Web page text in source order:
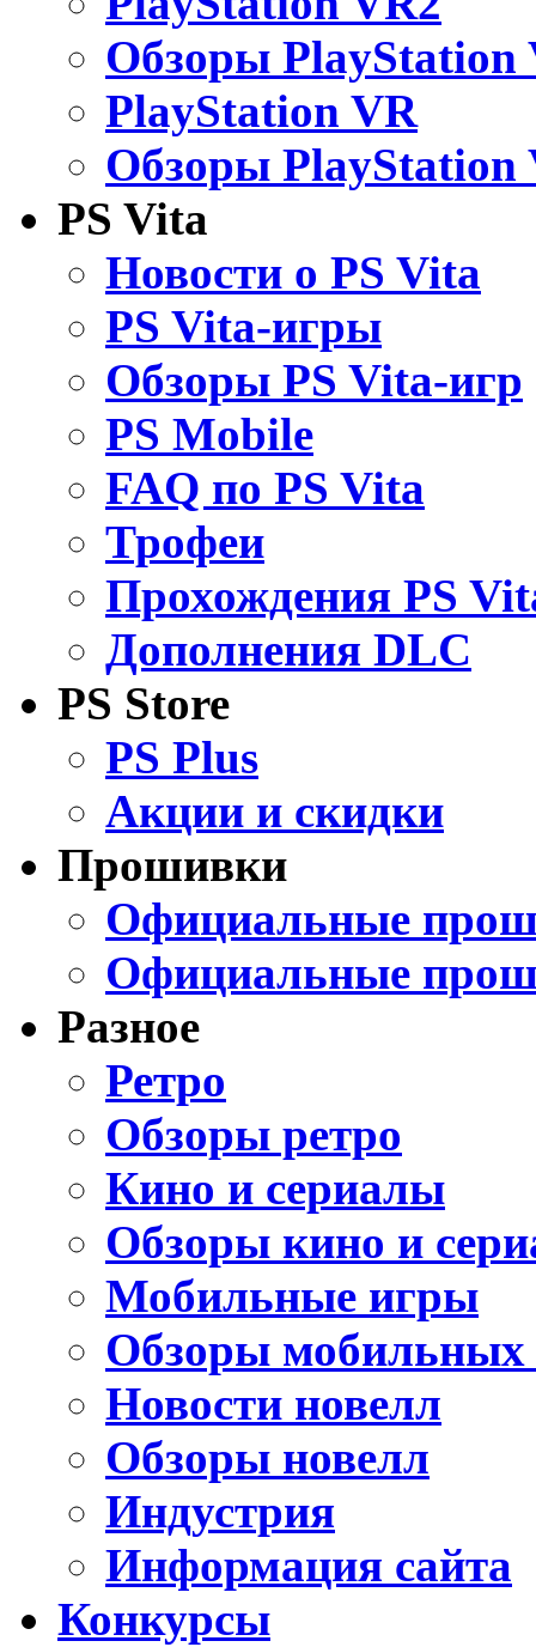
Обзоры PlayStation
PlayStation VR
Обзоры PlayStation
PS Vita
Новости о PS Vita
PS Vita-игры
Обзоры PS Vita-игр
PS Mobile
FAQ по PS Vita
Трофеи
Прохождения PS
Дополнения DLC
PS Store
PS Plus
Акции и скидки
Прошивки
Официальные
Официальные
Разное
Ретро
Обзоры ретро
Кино и сериалы
Обзоры кино и
Мобильные игры
Обзоры мобильных
Новости новелл
Обзоры новелл
Индустрия
Информация сайта
Конкурсы